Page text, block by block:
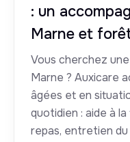
: un
Marne et
Vous cherchez
Marne ? Auxicare
âgées et en
quotidien : aide à
repas, entretien